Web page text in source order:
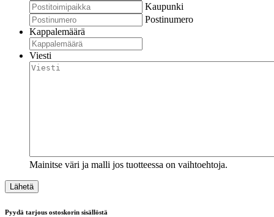
Kaupunki
Postinumero
Kappalemäärä
Viesti
Mainitse väri ja malli jos tuotteessa on vaihtoehtoja.
Pyydä tarjous ostoskorin sisällöstä